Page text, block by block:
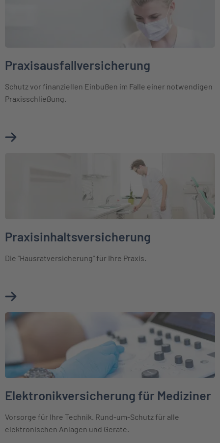
Praxisausfallversicherung
Schutz vor finanziellen Einbußen im Falle einer notwendigen
Praxisschließung.
Mehr über Praxisausfallversicherung erfahren
Praxisinhaltsversicherung
Die "Hausratversicherung" für Ihre Praxis.
Mehr über Praxisinhaltsversicherung erfahren
Weiter zu Elektronikversicherung für Mediziner
Elektronikversicherung für Mediziner
Vorsorge für Ihre Technik. Rund-um-Schutz für alle
elektronischen Anlagen und Geräte.